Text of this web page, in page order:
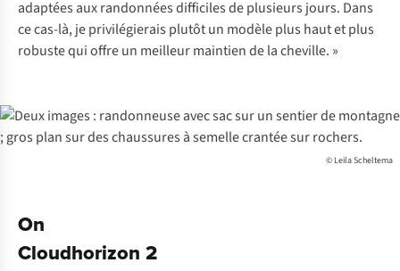
adaptées aux randonnées difficiles de plusieurs jours. Dans
ce cas-là, je privilégierais plutôt un modèle plus haut et plus
robuste qui offre un meilleur maintien de la cheville. »
© Leila Scheltema
On
Cloudhorizon 2